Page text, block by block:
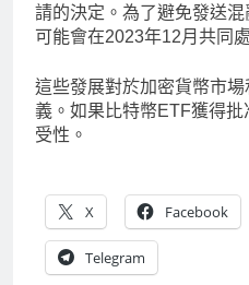
請的決定。為了避免發送
可能會在2023年12月共同
這些發展對於加密貨幣市
義。如果比特幣ETF獲得
受性。
X Facebook
Telegram